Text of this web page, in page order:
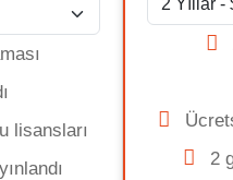
lisansları
2